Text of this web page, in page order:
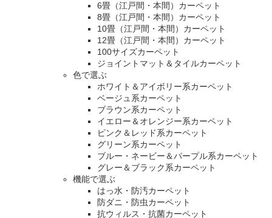
6畳（江戸間・本間）カーペット
8畳（江戸間・本間）カーペット
10畳（江戸間・本間）カーペット
12畳（江戸間・本間）カーペット
100サイズカーペット
ジョイントマット＆タイルカーペット
色で選ぶ
ホワイト＆アイボリー系カーペット
ベージュ系カーペット
ブラウン系カーペット
イエロー＆オレンジー系カーペット
ピンク＆レッド系カーペット
グリーン系カーペット
ブルー・ネービー＆パープル系カーペット
グレー＆ブラック系カーペット
機能で選ぶ
はっ水・防汚カーペット
防ダニ・防虫カーペット
抗ウィルス・抗菌カーペット